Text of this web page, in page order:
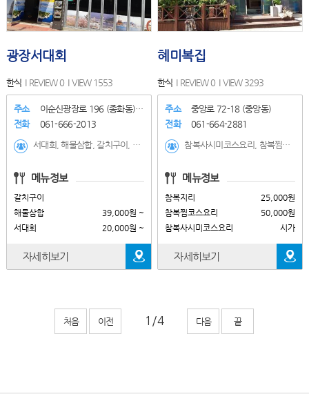
광장서대회
한식 REVIEW 0 VIEW 1553
주소
이순신광장로 196 (종화동) 1..
전화
061-666-2013
서대회, 해물삼합, 갈치구이, 홍어삼합, 갈치조림(2인), 갈치구이
메뉴정보
갈치구이
해물삼합
39,000원 ~
서대회
20,000원 ~
자세히보기
혜미복집
한식 REVIEW 0 VIEW 3293
주소
중앙로 72-18 (중앙동)
전화
061-664-2881
참복사시미코스요리, 참복찜코스요리, 참복지리, 까치복지리, 복튀김, 서대회
메뉴정보
참복지리
25,000원
참복찜코스요리
50,000원
참복사시미코스요리
시가
자세히보기
처음 이전 다음 끝